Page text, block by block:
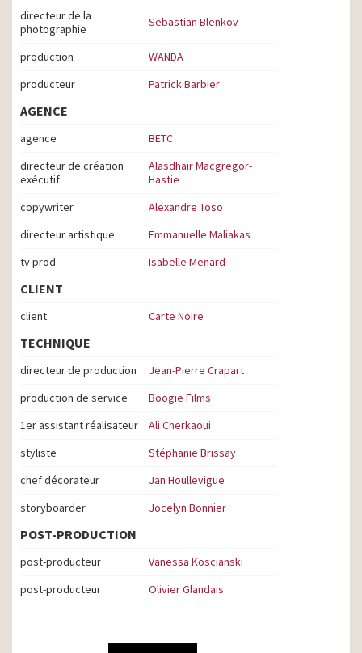
directeur de la
photographie
Sebastian Blenkov
production
WANDA
producteur
Patrick Barbier
AGENCE
agence
BETC
directeur de création
exécutif
Alasdhair Macgregor-
Hastie
copywriter
Alexandre Toso
directeur artistique
Emmanuelle Maliakas
tv prod
Isabelle Menard
CLIENT
client Carte Noire
TECHNIQUE
directeur de production
Jean-Pierre Crapart
production de service
Boogie Films
1er assistant réalisateur
Ali Cherkaoui
styliste
Stéphanie Brissay
chef décorateur
Jan Houllevigue
storyboarder
Jocelyn Bonnier
POST-PRODUCTION
post-producteur
Vanessa Koscianski
post-producteur
Olivier Glandais